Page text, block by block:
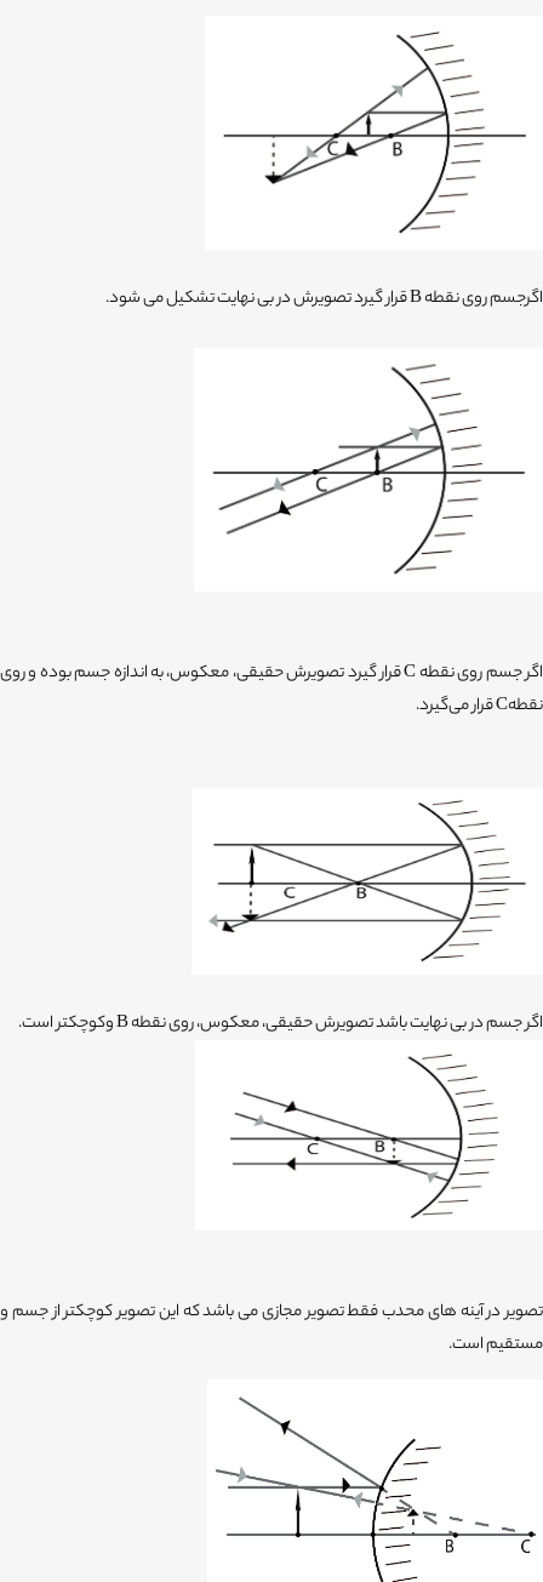
اگرجسم روی نقطه B قرار گیرد تصویرش در بی نهایت تشکیل می شود.
اگر جسم روی نقطه C قرار گیرد تصویرش حقیقی، معکوس، به اندازه جسم بوده و روی
نقطهC قرار می‌گیرد.
اگر جسم در بی نهایت باشد تصویرش حقیقی، معکوس، روی نقطه B وکوچکتر است.
تصویر در آینه های محدب فقط تصویر مجازی می باشد که این تصویر کوچکتر از جسم و
مستقیم است.